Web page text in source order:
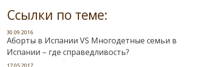
Ссылки по теме:
30.09.2016
Аборты в Испании VS Многодетные семьи в
Испании – где справедливость?